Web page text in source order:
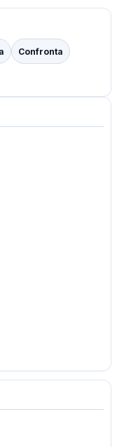
Confronta